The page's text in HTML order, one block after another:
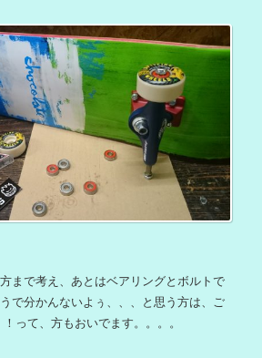
まで考え、あとはベアリングとボルトで
で分かんないよぅ、、、と思う方は、ご
って、方もおいでます。。。。